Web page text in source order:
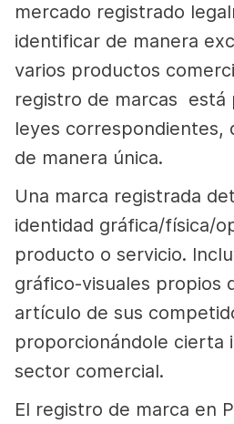
mercado registrado
identificar de manera
varios productos
registro de marcas está
leyes correspondientes,
de manera única.
Una marca registrada
identidad gráfica/física/
producto o servicio.
gráfico-visuales propios
artículo de sus
proporcionándole cierta
sector comercial.
El registro de marca en